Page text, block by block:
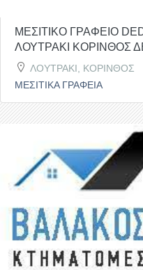
ΜΕΣΙΤΙΚΟ ΓΡΑΦΕΙΟ
ΛΟΥΤΡΑΚΙ ΚΟΡΙΝΘΟΣ
ΛΟΥΤΡΑΚΙ, ΚΟΡΙΝΘΟΣ
ΜΕΣΙΤΙΚΑ ΓΡΑΦΕΙΑ